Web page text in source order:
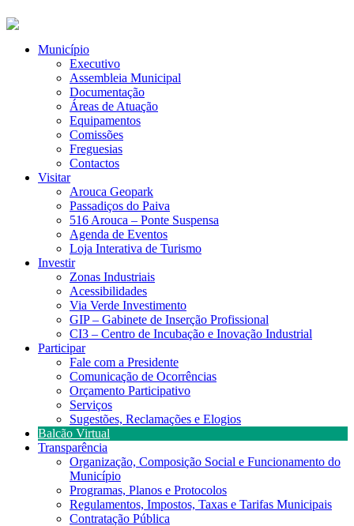
Município
Executivo
Assembleia Municipal
Documentação
Áreas de Atuação
Equipamentos
Comissões
Freguesias
Contactos
Visitar
Arouca Geopark
Passadiços do Paiva
516 Arouca – Ponte Suspensa
Agenda de Eventos
Loja Interativa de Turismo
Investir
Zonas Industriais
Acessibilidades
Via Verde Investimento
GIP – Gabinete de Inserção Profissional
CI3 – Centro de Incubação e Inovação Industrial
Participar
Fale com a Presidente
Comunicação de Ocorrências
Orçamento Participativo
Serviços
Sugestões, Reclamações e Elogios
Balcão Virtual
Transparência
Organização, Composição Social e Funcionamento do
Município
Programas, Planos e Protocolos
Regulamentos, Impostos, Taxas e Tarifas Municipais
Contratação Pública